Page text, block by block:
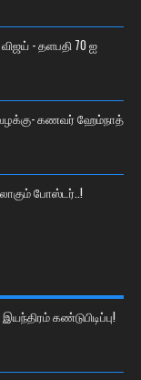
- தளபதி 70 ஐ
கணவர் ஹேம்நாத்
போஸ்டர்..!
கண்டுபிடிப்பு!